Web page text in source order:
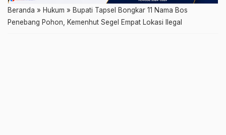
Beranda » Hukum » Bupati Tapsel Bongkar 11 Nama Bos
Penebang Pohon, Kemenhut Segel Empat Lokasi Ilegal